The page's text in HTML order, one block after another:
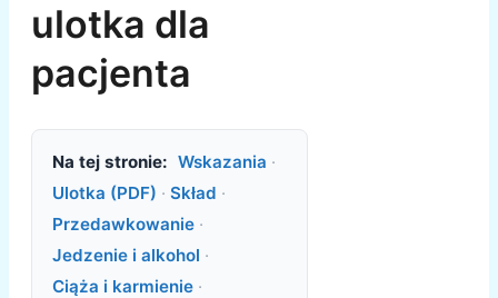
ulotka dla
pacjenta
Na tej stronie: Wskazania ·
Ulotka (PDF) · Skład ·
Przedawkowanie ·
Jedzenie i alkohol ·
Ciąża i karmienie ·